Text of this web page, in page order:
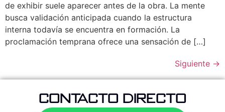
de exhibir suele aparecer antes de la obra. La mente
busca validación anticipada cuando la estructura
interna todavía se encuentra en formación. La
proclamación temprana ofrece una sensación de […]
Siguiente →
CONTACTO DIRECTO